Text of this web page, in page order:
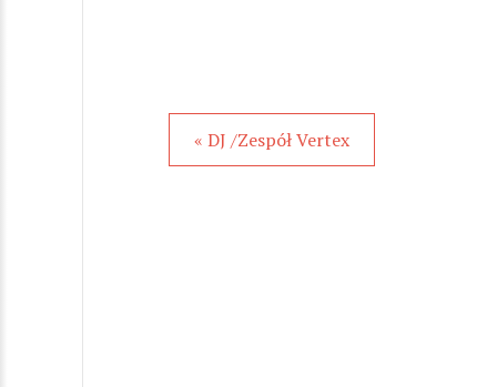
« DJ /Zespół Vertex